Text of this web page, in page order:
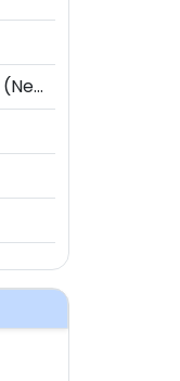
(New)